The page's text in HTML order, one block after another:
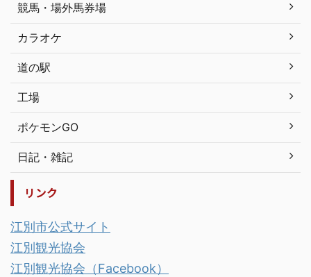
競馬・場外馬券場
カラオケ
道の駅
工場
ポケモンGO
日記・雑記
リンク
江別市公式サイト
江別観光協会
江別観光協会（Facebook）